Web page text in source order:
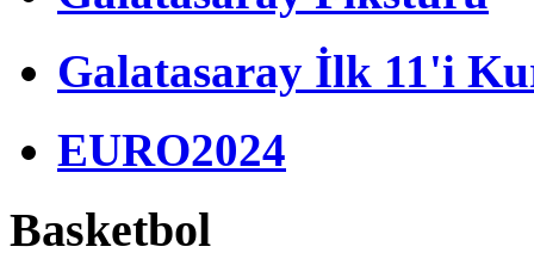
Galatasaray İlk 11'i
EURO2024
Basketbol